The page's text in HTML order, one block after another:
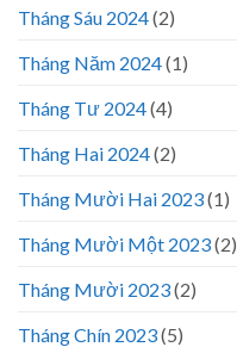
Tháng Sáu 2024(2)
Tháng Năm 2024(1)
Tháng Tư 2024(4)
Tháng Hai 2024(2)
Tháng Mười Hai 2023(1)
Tháng Mười Một 2023(2)
Tháng Mười 2023(2)
Tháng Chín 2023(5)